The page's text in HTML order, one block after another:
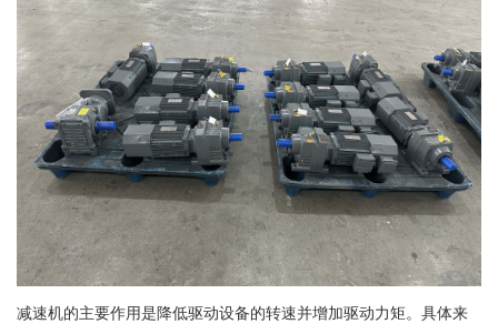
减速机的主要作用是降低驱动设备的转速并增加驱动力矩。具体来